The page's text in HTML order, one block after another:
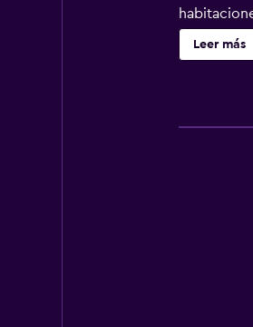
Se ofrece
secador
Leer más